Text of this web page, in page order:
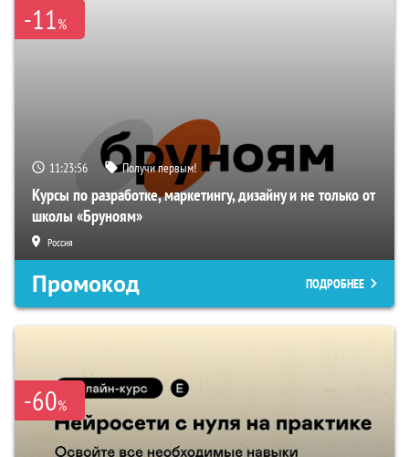
-11%
11:23:55 Получи первым!
Курсы по разработке, маркетингу, дизайну и не только от
школы «Бруноям»
Россия
Промокод ПОДРОБНЕЕ
-60%